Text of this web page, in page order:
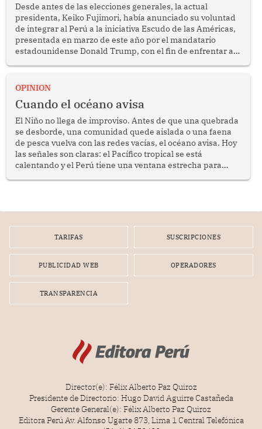
Desde antes de las elecciones generales, la actual
presidenta, Keiko Fujimori, había anunciado su voluntad
de integrar al Perú a la iniciativa Escudo de las Américas,
presentada en marzo de este año por el mandatario
estadounidense Donald Trump, con el fin de enfrentar al
OPINION
Cuando el océano avisa
El Niño no llega de improviso. Antes de que una quebrada
se desborde, una comunidad quede aislada o una faena
de pesca vuelva con las redes vacías, el océano avisa. Hoy
las señales son claras: el Pacífico tropical se está
calentando y el Perú tiene una ventana estrecha para
TARIFAS SUSCRIPCIONES
PUBLICIDAD WEB OPERADORES
TRANSPARENCIA
Director(e): Félix Alberto Paz Quiroz
Presidente de Directorio: Hugo David Aguirre Castañeda
Gerente General(e): Félix Alberto Paz Quiroz
Editora Perú Av. Alfonso Ugarte 873, Lima 1 Central Telefónica